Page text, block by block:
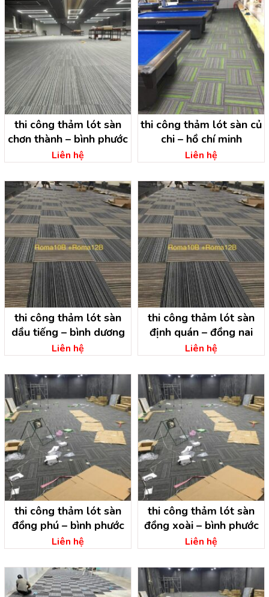
thi công thảm lót sàn
chơn thành – bình phước
Liên hệ
thi công thảm lót sàn củ
chi – hồ chí minh
Liên hệ
thi công thảm lót sàn
dầu tiếng – bình dương
Liên hệ
thi công thảm lót sàn
định quán – đồng nai
Liên hệ
thi công thảm lót sàn
đồng phú – bình phước
Liên hệ
thi công thảm lót sàn
đồng xoài – bình phước
Liên hệ